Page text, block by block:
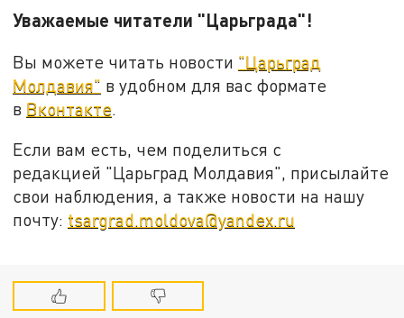
Уважаемые читатели "Царьграда"!
Вы можете читать новости "Царьград
Молдавия" в удобном для вас формате
в Вконтакте
Если вам есть, чем поделиться с
редакцией "Царьград Молдавия", присылайте
свои наблюдения, а также новости на нашу
почту: tsargrad.moldova@yandex.ru